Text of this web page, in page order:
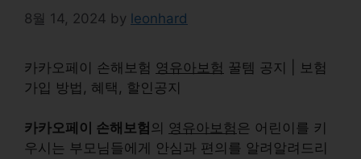
8월 14, 2024 by leonhard
카카오페이 손해보험 영유아보험 꿀템 공지 | 보험
가입 방법, 혜택, 할인공지
카카오페이 손해보험 의 영유아보험 은 어린이를 키
우시는 부모님들에게 안심과 편의를 알려알려드리